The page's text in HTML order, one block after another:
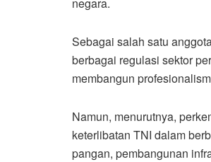
Sebagai salah satu
berbagai regulasi sektor
membangun
Namun, menurutnya,
keterlibatan TNI dalam
pangan, pembangunan